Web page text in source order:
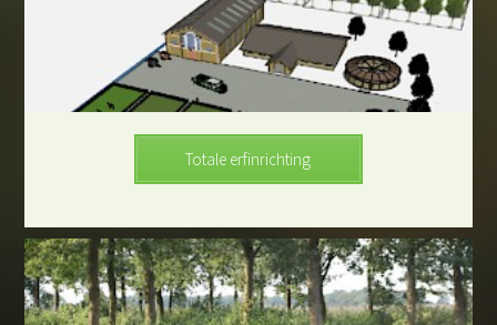
Totale erfinrichting